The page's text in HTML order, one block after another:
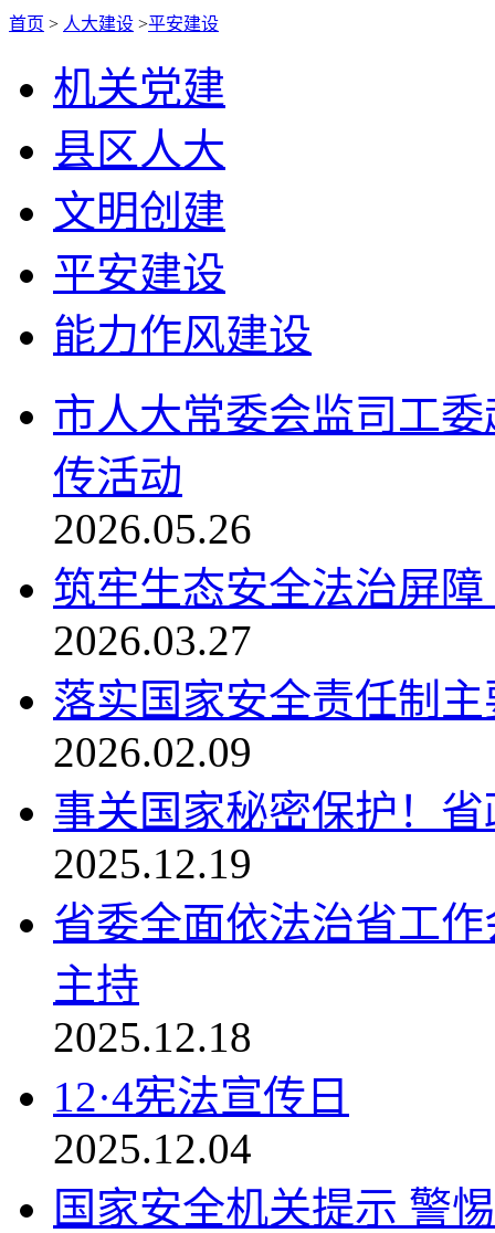
首页 > 人大建设 >平安建设
机关党建
县区人大
文明创建
平安建设
能力作风建设
市人大常委会监司工
传活动
2026.05.26
筑牢生态安全法治屏
2026.03.27
落实国家安全责任制
2026.02.09
事关国家秘密保护！
2025.12.19
省委全面依法治省工
主持
2025.12.18
12·4宪法宣传日
2025.12.04
国家安全机关提示 警